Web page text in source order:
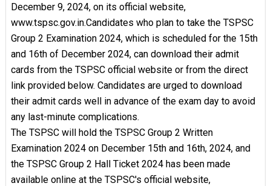
December 9, 2024, on its official website,
www.tspsc.gov.in.Candidates who plan to take the TSPSC
Group 2 Examination 2024, which is scheduled for the 15th
and 16th of December 2024, can download their admit
cards from the TSPSC official website or from the direct
link provided below. Candidates are urged to download
their admit cards well in advance of the exam day to avoid
any last-minute complications.
The TSPSC will hold the TSPSC Group 2 Written
Examination 2024 on December 15th and 16th, 2024, and
the TSPSC Group 2 Hall Ticket 2024 has been made
available online at the TSPSC's official website,